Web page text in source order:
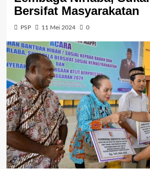
Bersifat Masyarakatan
PSP 11 Mei 2024 0